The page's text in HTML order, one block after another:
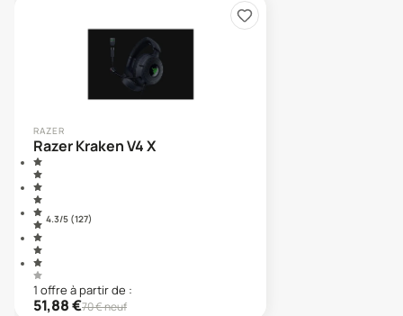
RAZER
Razer Kraken V4 X
4.3/5 (127)
1 offre à partir de :
51,88€70€ neuf